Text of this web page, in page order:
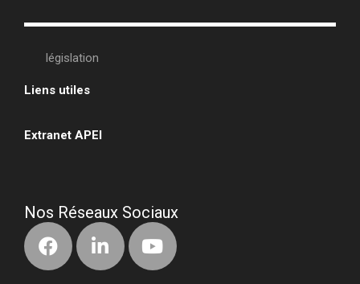
législation
Liens utiles
Extranet APEI
Nos Réseaux Sociaux